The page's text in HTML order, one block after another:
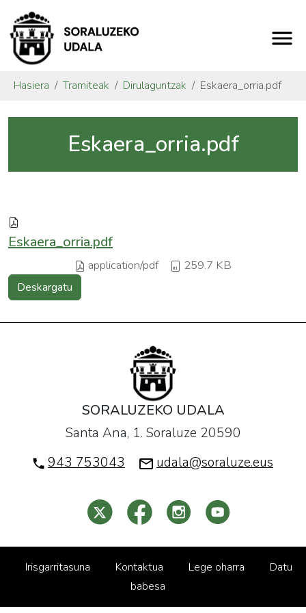
Hasiera Tramiteak Dirulaguntzak Eskaera_orria.pdf
Eskaera_orria.pdf
Eskaera_orria.pdf
application/pdf 259.7 KB
Deskargatu
SORALUZEKO UDALA
Santa Ana, 1. Soraluze 20590
943 753043
udala@soraluze.eus
Irisgarritasuna Kontaktua Lege oharra
Datu
babesa